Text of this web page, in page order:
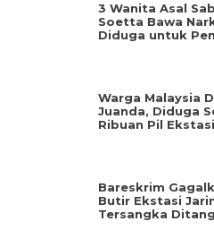
3 Wanita Asal
Soetta Bawa
Diduga untuk
Warga Malaysia
Juanda, Diduga
Ribuan Pil Ekstasi
Bareskrim
Butir Ekstasi
Tersangka